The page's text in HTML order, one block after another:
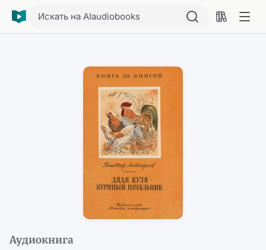
Искать на AIaudiobooks
Аудиокнига